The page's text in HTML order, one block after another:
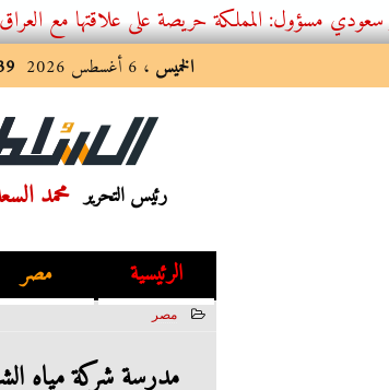
المملكة حريصة على علاقتها مع العراق
الخميس ، 6 أغسطس 2026
رئيس التحرير محمد
الرئيسية مصر
مصر
مدرسة شركة مياه